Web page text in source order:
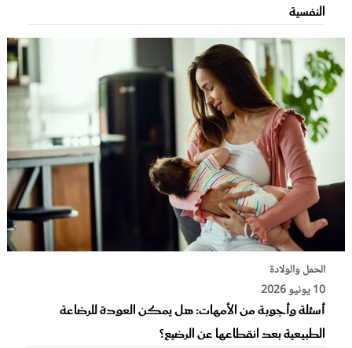
النفسية
الحمل والولادة
10 يونيو 2026
أسئلة وأجوبة من الأمهات: هل يمكن العودة للرضاعة
الطبيعية بعد انقطاعها عن الرضيع؟